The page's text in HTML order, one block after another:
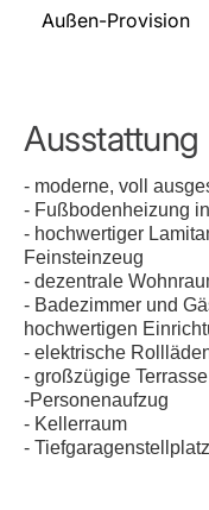
Außen-Provision
Ausstattung
- moderne, voll
- Fußbodenheizung
- hochwertiger
Feinsteinzeug
- dezentrale
- Badezimmer und
hochwertigen
- elektrische
- großzügige Terrasse
-Personenaufzug
- Kellerraum
-